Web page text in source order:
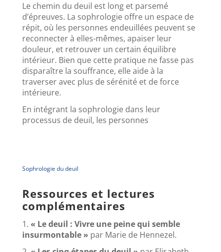
Le chemin du deuil est long et parsemé
d’épreuves. La sophrologie offre un espace de
répit, où les personnes endeuillées peuvent se
reconnecter à elles-mêmes, apaiser leur
douleur, et retrouver un certain équilibre
intérieur. Bien que cette pratique ne fasse pas
disparaître la souffrance, elle aide à la
traverser avec plus de sérénité et de force
intérieure.
En intégrant la sophrologie dans leur
processus de deuil, les personnes
Sophrologie du deuil
Ressources et lectures
complémentaires
1. « Le deuil : Vivre une peine qui semble
insurmontable » par Marie de Hennezel.